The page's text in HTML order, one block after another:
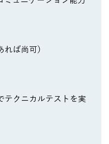
ば尚可）
テクニカルテストを実